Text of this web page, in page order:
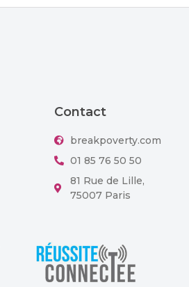
Contact
breakpoverty.com
01 85 76 50 50
81 Rue de Lille,
75007 Paris